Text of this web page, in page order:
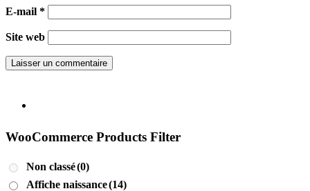
E-mail *
Site web
WooCommerce Products Filter
Non classé(0)
Affiche naissance(14)